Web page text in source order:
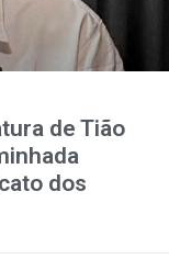
de Tião
dos